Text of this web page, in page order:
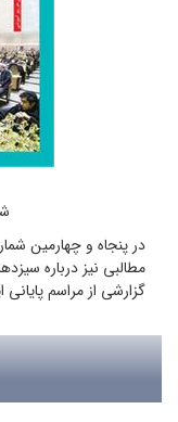
در پنجاه و چهارمین
مطالبی نیز درباره
گزارشی از مراسم